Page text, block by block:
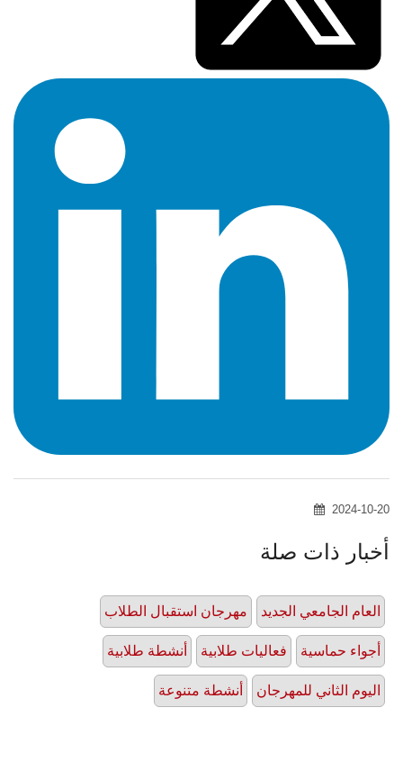
2024-10-20
أخبار ذات صلة
مهرجان استقبال الطلاب العام الجامعي الجديد
أنشطة طلابية فعاليات طلابية أجواء حماسية
أنشطة متنوعة اليوم الثاني للمهرجان